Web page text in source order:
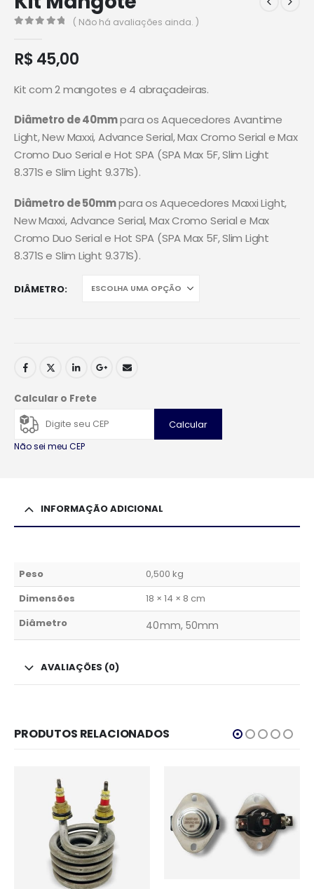
( Não há avaliações ainda. )
R$45,00
Kit com 2 mangotes e 4 abraçadeiras.
Diâmetro de 40mmpara os Aquecedores Avantime
Light, New Maxxi, Advance Serial, Max Cromo Serial e Max
Cromo Duo Serial e Hot SPA (SPA Max 5F, Slim Light
8.371S e Slim Light 9.371S).
Diâmetro de 50mmpara os Aquecedores Maxxi Light,
New Maxxi, Advance Serial, Max Cromo Serial e Max
Cromo Duo Serial e Hot SPA (SPA Max 5F, Slim Light
8.371S e Slim Light 9.371S).
DIÂMETRO
Calcular o Frete
Calcular
Não sei meu CEP
INFORMAÇÃO ADICIONAL
Peso
0,500 kg
Dimensões
18 × 14 × 8 cm
Diâmetro
40mm, 50mm
AVALIAÇÕES (0)
PRODUTOS RELACIONADOS